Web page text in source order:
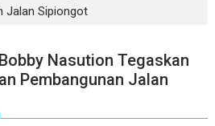
Jalan Sipiongot
Nasution Tegaskan
Pembangunan Jalan